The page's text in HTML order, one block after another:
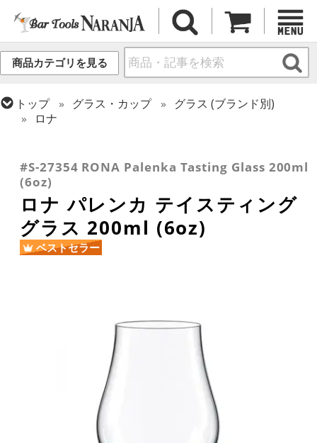
商品カテゴリを見る
トップ グラス・カップ
グラス (ブランド別)
ロナ
テイスティンググラス
スピリッツ・リキュール
#S-27354 RONA Palenka Tasting Glass 200ml
(6oz)
ロナ パレンカ テイスティング
グラス 200ml (6oz)
ベストセラー